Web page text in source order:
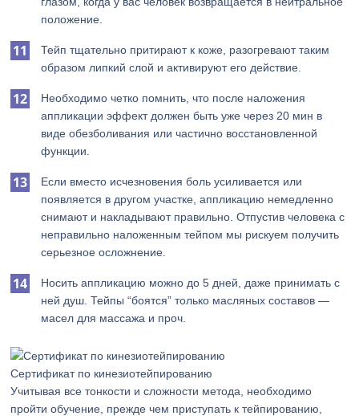
положение.
Тейп тщательно притирают к коже, разогревают таким
образом липкий слой и активируют его действие.
Необходимо четко помнить, что после наложения
аппликации эффект должен быть уже через 20 мин в
виде обезболивания или частично восстановленной
функции.
Если вместо исчезновения боль усиливается или
появляется в другом участке, аппликацию немедленно
снимают и накладывают правильно. Отпустив человека с
неправильно наложенным тейпом мы рискуем получить
серьезное осложнение.
Носить аппликацию можно до 5 дней, даже принимать с
ней душ. Тейпы “боятся” только масляных составов —
масел для массажа и проч.
Сертификат по кинезиотейпированию
Учитывая все тонкости и сложности метода, необходимо
пройти обучение, прежде чем приступать к тейпированию,